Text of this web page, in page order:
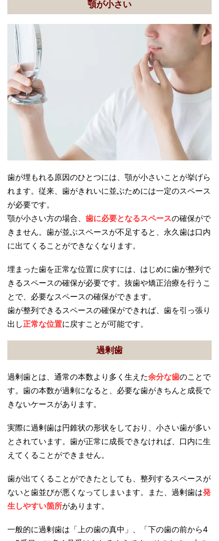
顎が小さい
歯が埋もれる原因のひとつには、顎が小さいことが挙げら
れます。従来、歯がきれいに並ぶためには一定のスペース
が必要です。
顎が小さい方の場合、 歯に必要となるスペースの確保がで
きません。歯が並ぶスペースが不足すると、永久歯は口内
に出てくることができなくなります。
埋まった歯を正常な位置に戻すには、はじめに歯が整列で
きるスペースの確保が必要です。抜歯や矯正治療を行うこ
とで、必要なスペースの確保ができます。
歯が整列できるスペースの確保ができれば、歯を引っ張り
出し正常な位置に戻すことが可能です。
過剰歯
過剰歯とは、通常の本数より多く生えた余分な歯のことで
す。歯の本数が過剰になると、必要な歯がきちんと成長で
きないケースがあります。
実際に過剰歯は円錐状の形状をしており、小さい歯が多い
とされています。歯が正常に成長できなければ、口内に生
えてくることができません。
歯が出てくることができたとしても、整列するスペースが
ないと歯並びが悪くなってしまいます。また、過剰歯は発
生しやすい箇所があります。
一般的に過剰歯は「上の歯の真中」、「下の歯の前から4